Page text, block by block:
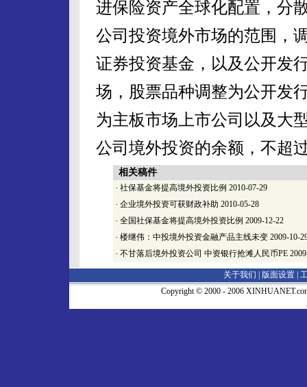
进保险资产全球化配置，分
公司投资境外市场的范围，
证券投资基金，以及公开发
场，股票品种调整为公开发
为主板市场上市公司以及大
公司境外投资的余额，不超
相关稿件
· 社保基金将提高境外投资比例 2010-07-29
· 企业境外投资可获财政补助 2010-05-28
· 全国社保基金将提高境外投资比例 2009-12-22
· 楼继伟：中投境外投资金融产品主线未变 2009-10-
· 不甘落后境外投资公司 中资银行抢滩人民币PE
关于我们 | 版面设置
Copyright © 2000 - 2006